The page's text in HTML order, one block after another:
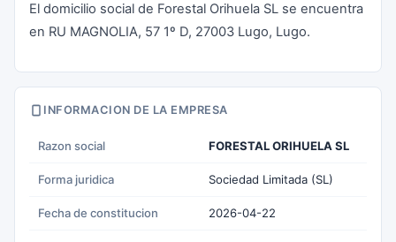
El domicilio social de Forestal Orihuela SL se encuentra
en RU MAGNOLIA, 57 1º D, 27003 Lugo, Lugo.
INFORMACION DE LA EMPRESA
Razon social FORESTAL ORIHUELA SL
Forma juridica Sociedad Limitada (SL)
Fecha de constitucion 2026-04-22